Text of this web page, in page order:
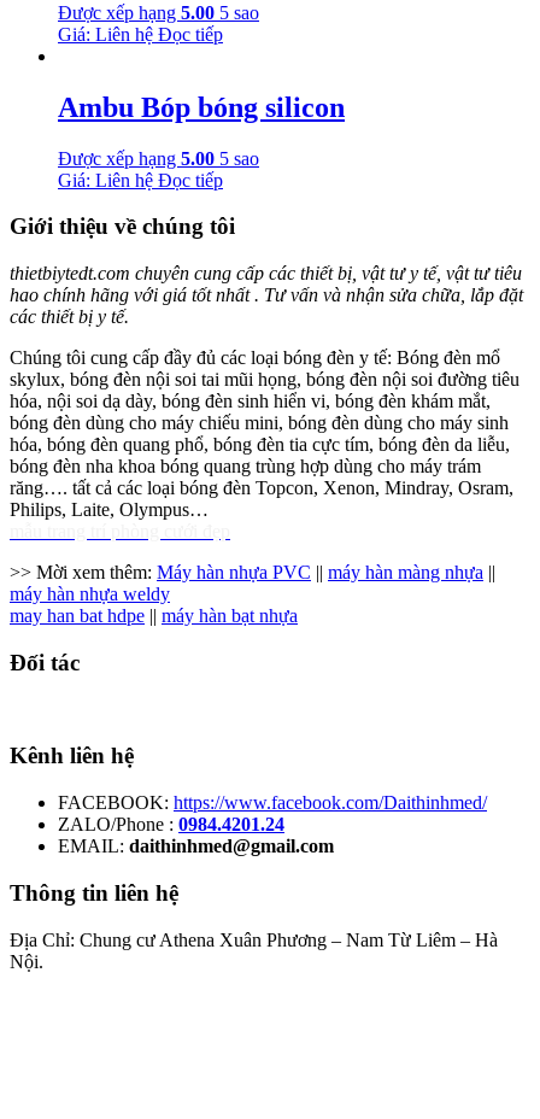
Được xếp hạng 5.00 5 sao
Giá: Liên hệ Đọc tiếp
Ambu Bóp bóng silicon
Được xếp hạng 5.00 5 sao
Giá: Liên hệ Đọc tiếp
Giới thiệu về chúng tôi
thietbiytedt.com chuyên cung cấp các thiết bị, vật tư y tế, vật tư tiêu
hao chính hãng với giá tốt nhất . Tư vấn và nhận sửa chữa, lắp đặt
các thiết bị y tế.
Chúng tôi cung cấp đầy đủ các loại bóng đèn y tế: Bóng đèn mổ
skylux, bóng đèn nội soi tai mũi họng, bóng đèn nội soi đường tiêu
hóa, nội soi dạ dày, bóng đèn sinh hiển vi, bóng đèn khám mắt,
bóng đèn dùng cho máy chiếu mini, bóng đèn dùng cho máy sinh
hóa, bóng đèn quang phổ, bóng đèn tia cực tím, bóng đèn da liễu,
bóng đèn nha khoa bóng quang trùng hợp dùng cho máy trám
răng…. tất cả các loại bóng đèn Topcon, Xenon, Mindray, Osram,
Philips, Laite, Olympus…
>> Mời xem thêm: Máy hàn nhựa PVC || máy hàn màng nhựa ||
máy hàn nhựa weldy
may han bat hdpe || máy hàn bạt nhựa
Đối tác
Kênh liên hệ
FACEBOOK: https://www.facebook.com/Daithinhmed/
ZALO/Phone : 0984.4201.24
EMAIL: daithinhmed@gmail.com
Thông tin liên hệ
Địa Chỉ: Chung cư Athena Xuân Phương – Nam Từ Liêm – Hà
Nội.